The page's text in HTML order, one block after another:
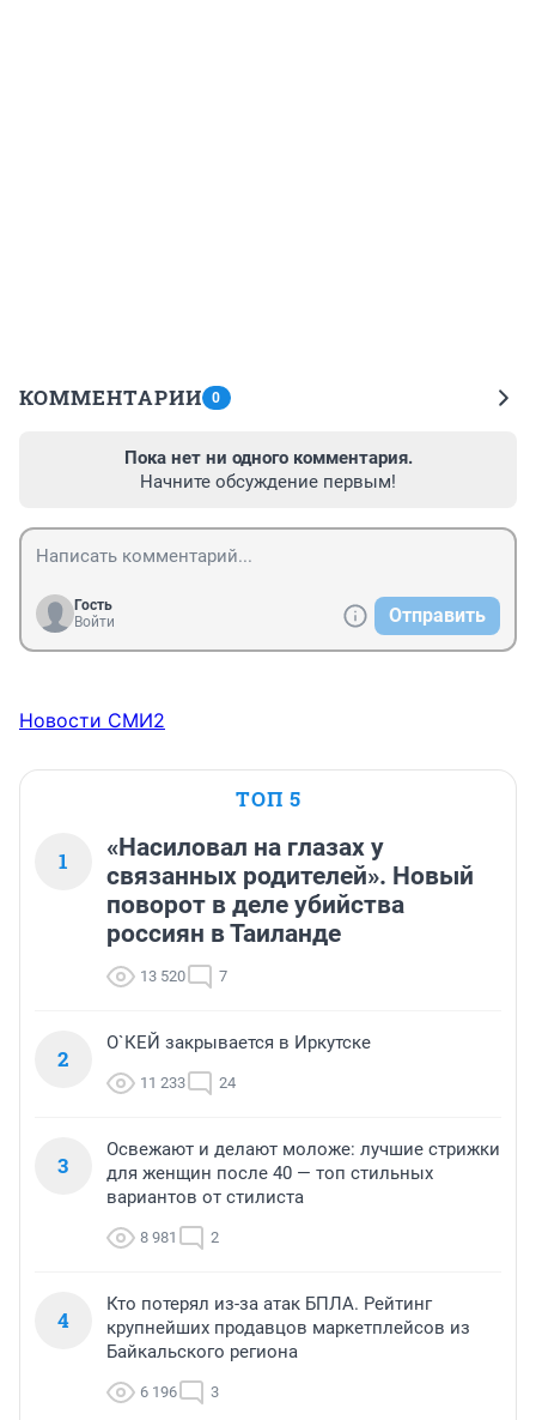
КОММЕНТАРИИ 0
Пока нет ни одного комментария.
Начните обсуждение первым!
Гость
Войти
Отправить
Новости СМИ2
ТОП 5
1
«Насиловал на глазах у
связанных родителей». Новый
поворот в деле убийства
россиян в Таиланде
13 520 7
2
О`КЕЙ закрывается в Иркутске
11 233 24
3
Освежают и делают моложе: лучшие стрижки
для женщин после 40 — топ стильных
вариантов от стилиста
8 981 2
4
Кто потерял из-за атак БПЛА. Рейтинг
крупнейших продавцов маркетплейсов из
Байкальского региона
6 196 3